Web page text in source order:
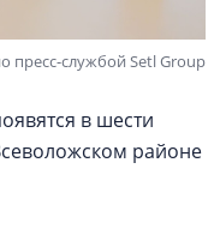
пресс-службой Setl Group
в шести
районе